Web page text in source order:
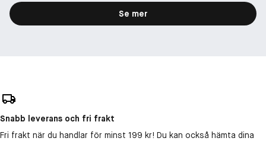
Se mer
Snabb leverans och fri frakt
Fri frakt när du handlar för minst 199 kr! Du kan också hämta dina